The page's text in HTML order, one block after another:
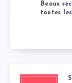
Beaux
toutes